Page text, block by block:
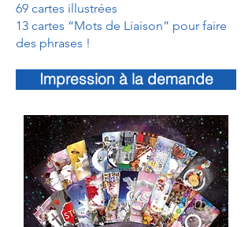
69 cartes illustrées
13 cartes “Mots de Liaison” pour faire
des phrases !
Impression à la demande